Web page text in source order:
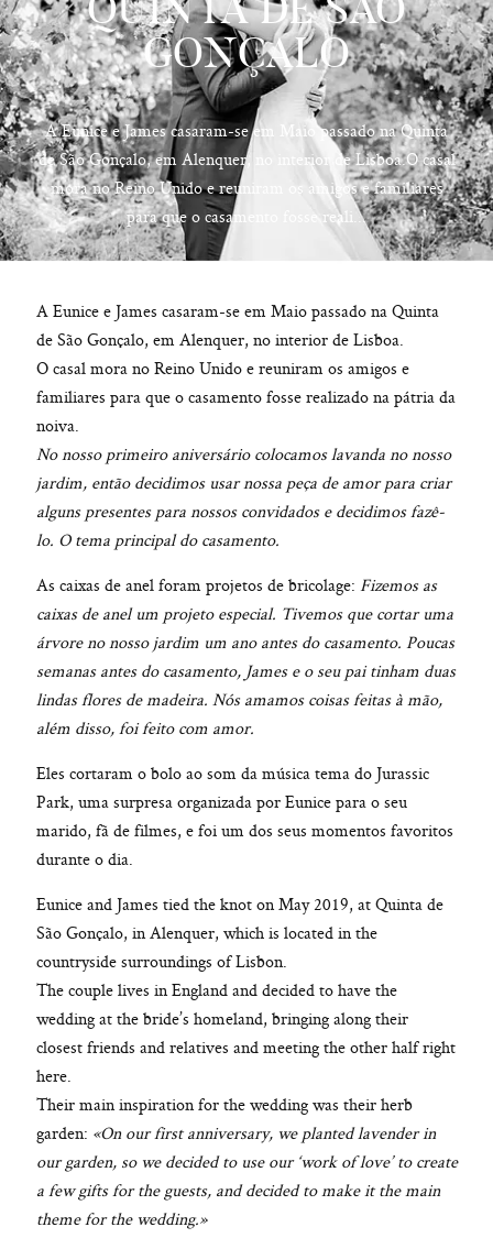
QUINTA DE SÃO
GONÇALO
A Eunice e James casaram-se em Maio passado na Quinta
de São Gonçalo, em Alenquer, no interior de Lisboa.O casal
mora no Reino Unido e reuniram os amigos e familiares
para que o casamento fosse reali...
A Eunice e James casaram-se em Maio passado na Quinta
de São Gonçalo, em Alenquer, no interior de Lisboa.
O casal mora no Reino Unido e reuniram os amigos e
familiares para que o casamento fosse realizado na pátria da
noiva.
No nosso primeiro aniversário colocamos lavanda no nosso
jardim, então decidimos usar nossa peça de amor para criar
alguns presentes para nossos convidados e decidimos fazê-
lo. O tema principal do casamento.
As caixas de anel foram projetos de bricolage: Fizemos as
caixas de anel um projeto especial. Tivemos que cortar uma
árvore no nosso jardim um ano antes do casamento. Poucas
semanas antes do casamento, James e o seu pai tinham duas
lindas flores de madeira. Nós amamos coisas feitas à mão,
além disso, foi feito com amor.
Eles cortaram o bolo ao som da música tema do Jurassic
Park, uma surpresa organizada por Eunice para o seu
marido, fã de filmes, e foi um dos seus momentos favoritos
durante o dia.
Eunice and James tied the knot on May 2019, at Quinta de
São Gonçalo, in Alenquer, which is located in the
countryside surroundings of Lisbon.
The couple lives in England and decided to have the
wedding at the bride’s homeland, bringing along their
closest friends and relatives and meeting the other half right
here.
Their main inspiration for the wedding was their herb
garden: «On our first anniversary, we planted lavender in
our garden, so we decided to use our ‘work of love’ to create
a few gifts for the guests, and decided to make it the main
theme for the wedding.»
hello@pedrofilipefotografia.pt